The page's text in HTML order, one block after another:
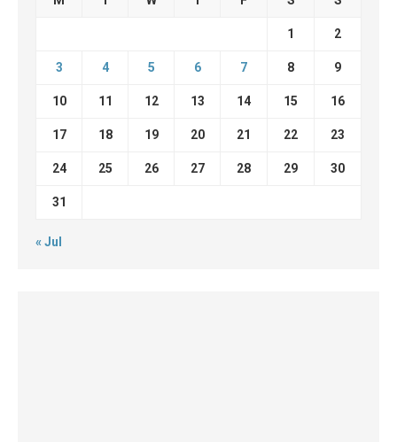
1 2
3 4 5 6 7 8 9
10 11 12 13 14 15 16
17 18 19 20 21 22 23
24 25 26 27 28 29 30
31
« Jul